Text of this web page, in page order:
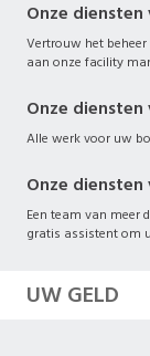
Onze
Vertrouw het
aan onze facility
Onze
Alle werk voor uw
Onze
Een team van meer
gratis assistent om
UW GELD